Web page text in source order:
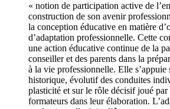
« notion de participation active de
construction de son avenir
la conception éducative en matière
d’adaptation professionnelle. Cette
une action éducative continue de la
conseiller et des parents dans la
à la vie professionnelle. Elle s’appuie
historique, évolutif des conduites
plasticité et sur le rôle décisif joué
formateurs dans leur élaboration.